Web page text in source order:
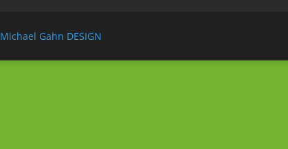
Michael Gahn DESIGN